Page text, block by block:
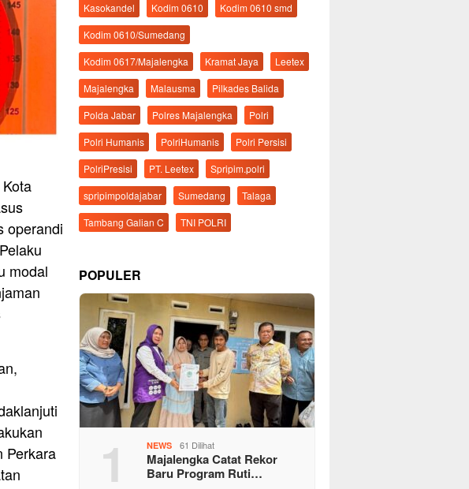
operandi
modal
Perkara
Kasokandel
Kodim 0610
Kodim 0610 smd
Kodim 0610/Sumedang
Kodim 0617/Majalengka
Kramat Jaya
Leetex
Majalengka
Malausma
Pilkades Balida
Polda Jabar
Polres Majalengka
Polri
Polri Humanis
PolriHumanis
Polri Persisi
PolriPresisi
PT. Leetex
Spripim.polri
spripimpoldajabar
Sumedang
Talaga
Tambang Galian C
TNI POLRI
POPULER
1 NEWS 61 Dilihat
Majalengka Catat Rekor
Baru Program Ruti…